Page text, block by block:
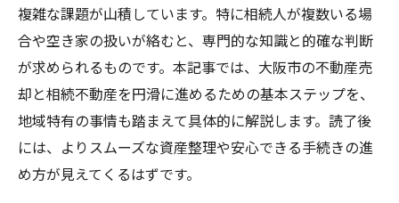
複雑な課題が山積しています。特に相続人が複数いる場
合や空き家の扱いが絡むと、専門的な知識と的確な判断
が求められるものです。本記事では、大阪市の不動産売
却と相続不動産を円滑に進めるための基本ステップを、
地域特有の事情も踏まえて具体的に解説します。読了後
には、よりスムーズな資産整理や安心できる手続きの進
め方が見えてくるはずです。